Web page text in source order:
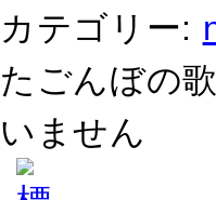
カテゴリー:
たごんぼの
いません